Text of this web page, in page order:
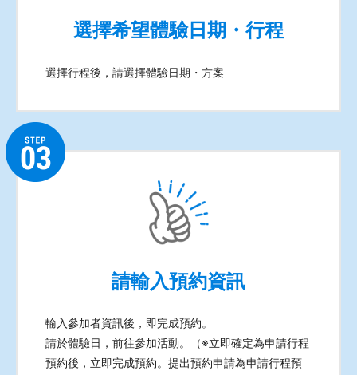
選擇希望體驗日期・行程
選擇行程後，請選擇體驗日期・方案
請輸入預約資訊
輸入參加者資訊後，即完成預約。
請於體驗日，前往參加活動。（※立即確定為申請行程
預約後，立即完成預約。提出預約申請為申請行程預